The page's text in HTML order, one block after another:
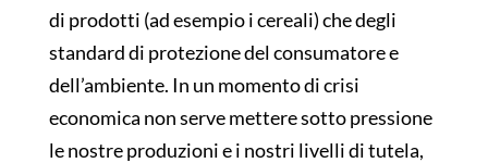
di prodotti (ad esempio i cereali) che degli
standard di protezione del consumatore e
dell’ambiente. In un momento di crisi
economica non serve mettere sotto pressione
le nostre produzioni e i nostri livelli di tutela,